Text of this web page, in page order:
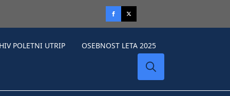
POLETNI UTRIP OSEBNOST LETA 2025